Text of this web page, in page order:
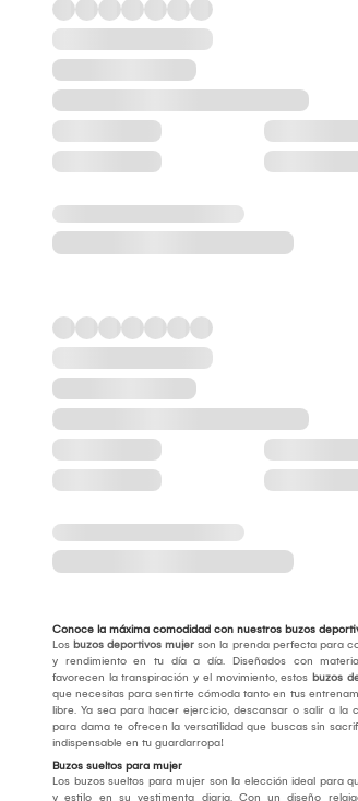
Conoce la máxima comodidad con nuestros buzos
Los buzos deportivos mujer son la prenda perfecta para
y rendimiento en tu día a día. Diseñados con
favorecen la transpiración y el movimiento, estos buzos
que necesitas para sentirte cómoda tanto en tus
libre. Ya sea para hacer ejercicio, descansar o salir a la
para dama te ofrecen la versatilidad que buscas sin
indispensable en tu guardarropa!
Buzos sueltos para mujer
Los buzos sueltos para mujer son la elección ideal para
y estilo en su vestimenta diaria. Con un diseño